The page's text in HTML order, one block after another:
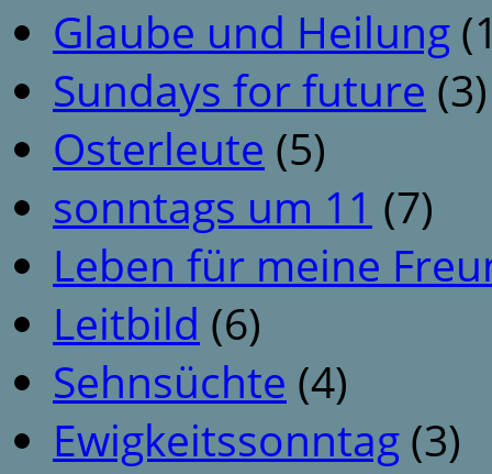
Glaube und Heilung
Sundays for future (3)
Osterleute (5)
sonntags um 11 (7)
Leben für meine
Leitbild (6)
Sehnsüchte (4)
Ewigkeitssonntag (3)